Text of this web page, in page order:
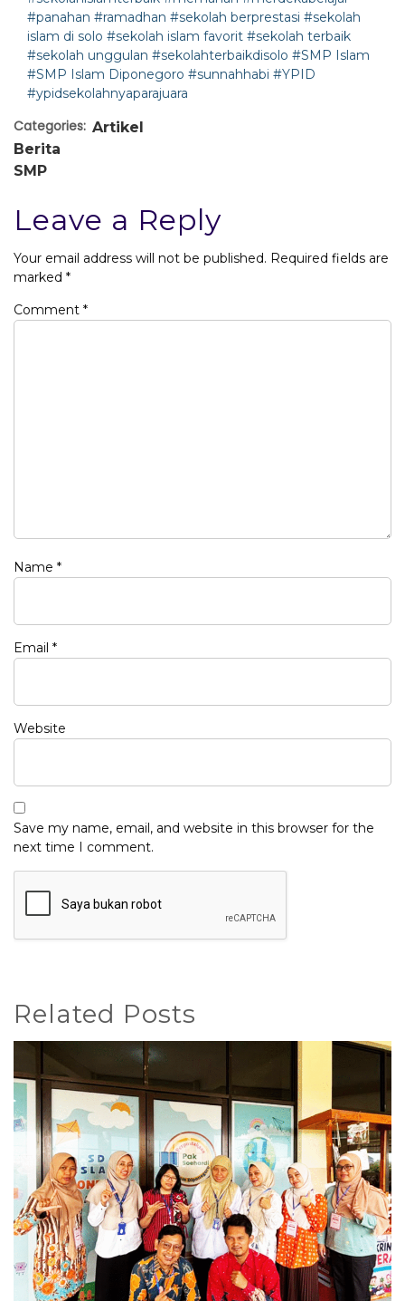
#panahan #ramadhan #sekolah berprestasi #sekolah
islam di solo #sekolah islam favorit #sekolah terbaik
#sekolah unggulan #sekolahterbaikdisolo #SMP Islam
#SMP Islam Diponegoro #sunnahhabi #YPID
#ypidsekolahnyaparajuara
Categories: Artikel
Berita
SMP
Leave a Reply
Your email address will not be published. Required fields are
marked *
Comment *
Name *
Email *
Website
Save my name, email, and website in this browser for the
next time I comment.
Related Posts